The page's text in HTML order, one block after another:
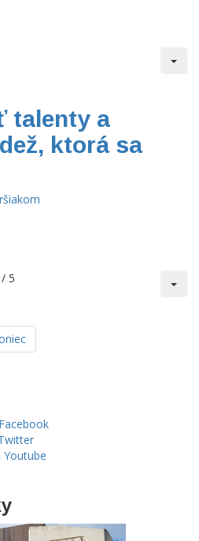
talenty a
ktorá sa
/ 5
Youtube